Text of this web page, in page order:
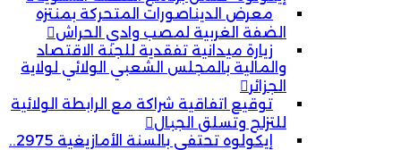
معرض الديناصورات المتحركة بمنتزه
الضفة الغربية لمصب وادي الحراش
زيارة ميدانية تفقدية للجنة الاقتصاد
والمالية بالمجلس الشعبي الولائي لولاية
الجزائر
توقيع اتفاقية شراكة مع الرابطة الولائية
للتزلج وتسلق الجبال
إيكولوه تحتفي بالسنة الأمازيغية 2975..